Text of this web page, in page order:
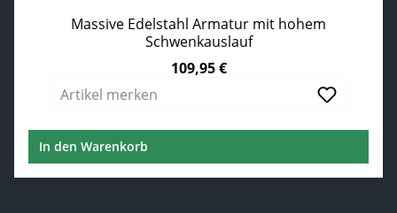
Massive Edelstahl Armatur mit hohem
Schwenkauslauf
109,95 €
Artikel merken
In den Warenkorb